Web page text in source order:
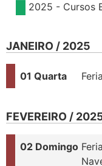
2025 - Cursos
JANEIRO / 2025
01 Quarta
FEVEREIRO /
02 Domingo